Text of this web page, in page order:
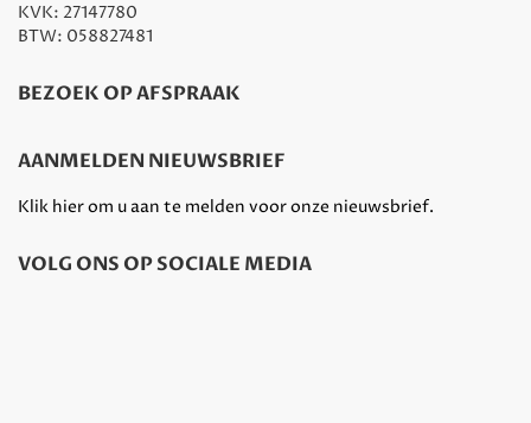
KVK: 27147780
BTW: 058827481
BEZOEK OP AFSPRAAK
AANMELDEN NIEUWSBRIEF
Klik hier om u aan te melden voor onze nieuwsbrief.
VOLG ONS OP SOCIALE MEDIA